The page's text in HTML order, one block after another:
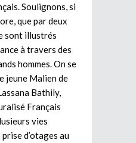
Soulignons, si
que par deux
sont illustrés
à travers des
hommes. On se
jeune Malien de
Bathily,
Français
vies
d’otages au